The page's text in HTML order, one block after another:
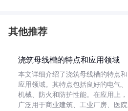
其他推荐
浇筑母线槽的特点和应用领域
本文详细介绍了浇筑母线槽的特点和
应用领域。其特点包括良好的电气、
机械、防火和防护性能。在应用上，
广泛用于商业建筑、工业厂房、医院